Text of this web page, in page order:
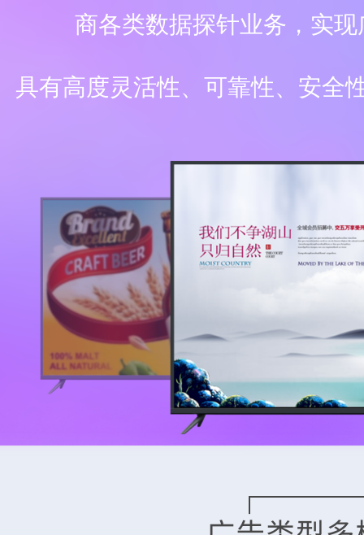
商各类数据探针业务，实
具有高度灵活性、可靠性、安全